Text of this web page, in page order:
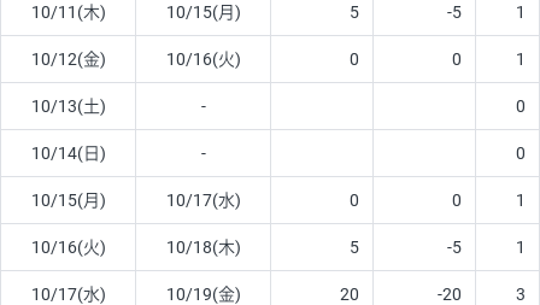
10/11(木) 10/15(月) 5 -5 1
10/12(金) 10/16(火) 0 0 1
10/13(土) - 0
10/14(日) - 0
10/15(月) 10/17(水) 0 0 1
10/16(火) 10/18(木) 5 -5 1
10/17(水) 10/19(金) 20 -20 3